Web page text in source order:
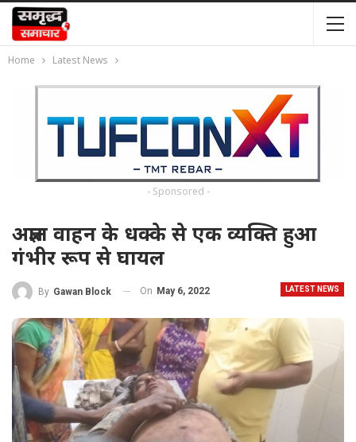
Home Latest News
- Sponsored -
अज्ञात वाहन के धक्के से एक व्यक्ति हुआ
गंभीर रूप से घायल
LATEST NEWS
By Gawan Block On May 6, 2022